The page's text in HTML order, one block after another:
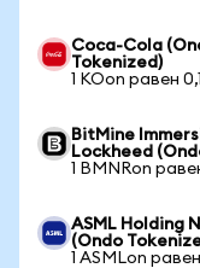
Coca-Cola
Tokenized)
1 KOon равен
BitMine
Lockheed
1 BMNRon
ASML Holding
(Ondo
1 ASMLon